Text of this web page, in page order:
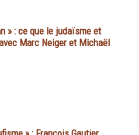
» : ce que le judaïsme et
Marc Neiger et Michaël